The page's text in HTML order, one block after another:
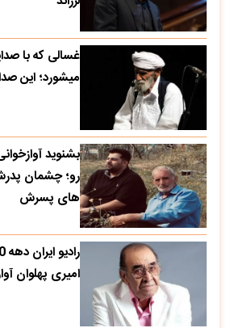
غسالی که با
میشورد؛ این
بشنوید
رو؛ چشمان
های پسرش
امیری پهلوان